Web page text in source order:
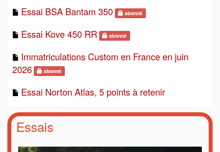
Essai BSA Bantam 350
abonné
Essai Kove 450 RR abonné
Immatriculations Custom en France en juin
2026
abonné
Essai Norton Atlas, 5 points à retenir
Essais